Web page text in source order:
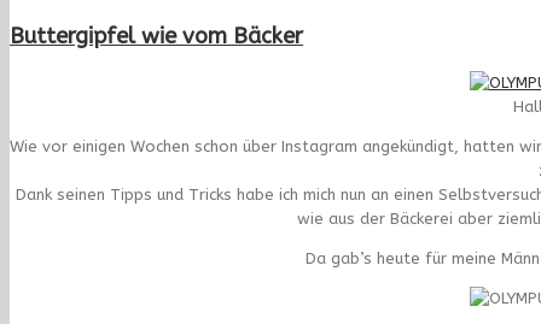
Buttergipfel wie vom Bäcker
Wie vor einigen Wochen schon über Instagram angekündigt, hatten
Dank seinen Tipps und Tricks habe ich mich nun an einen
wie aus der Bäckerei aber
Da gab’s heute für meine